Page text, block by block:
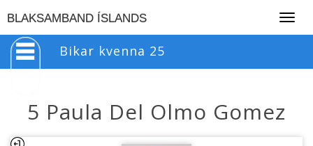
BLAKSAMBAND ÍSLANDS
Bikar kvenna 25
5 Paula Del Olmo Gomez